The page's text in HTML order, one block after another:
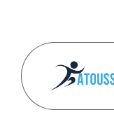
content
A